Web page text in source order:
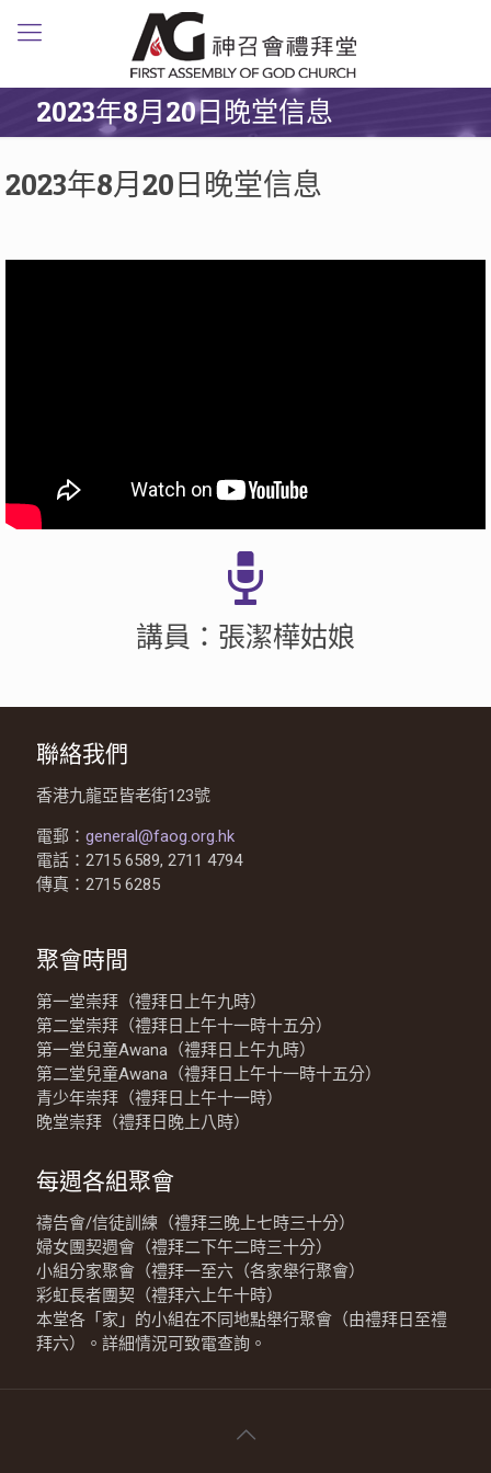
2023年8月20日晚堂信息
2023年8月20日晚堂信息
講員：張潔樺姑娘
聯絡我們
香港九龍亞皆老街123號
電郵： general@faog.org.hk
電話：2715 6589, 2711 4794
傳真：2715 6285
聚會時間
第一堂崇拜（禮拜日上午九時）
第二堂崇拜（禮拜日上午十一時十五分）
第一堂兒童Awana（禮拜日上午九時）
第二堂兒童Awana（禮拜日上午十一時十五分）
青少年崇拜（禮拜日上午十一時）
晚堂崇拜（禮拜日晚上八時）
每週各組聚會
禱告會/信徒訓練（禮拜三晚上七時三十分）
婦女團契週會（禮拜二下午二時三十分）
小組分家聚會（禮拜一至六（各家舉行聚會）
彩虹長者團契（禮拜六上午十時）
本堂各「家」的小組在不同地點舉行聚會（由禮拜日至禮
拜六）。詳細情況可致電查詢。